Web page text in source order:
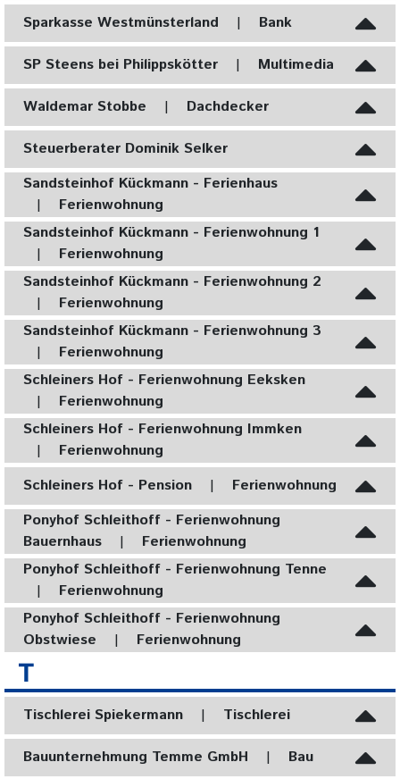
Sparkasse Westmünsterland | Bank
SP Steens bei Philippskötter | Multimedia
Waldemar Stobbe | Dachdecker
Steuerberater Dominik Selker
Sandsteinhof Kückmann - Ferienhaus
|
Ferienwohnung
Sandsteinhof Kückmann - Ferienwohnung 1
|
Ferienwohnung
Sandsteinhof Kückmann - Ferienwohnung 2
|
Ferienwohnung
Sandsteinhof Kückmann - Ferienwohnung 3
|
Ferienwohnung
Schleiners Hof - Ferienwohnung Eeksken
|
Ferienwohnung
Schleiners Hof - Ferienwohnung Immken
|
Ferienwohnung
Schleiners Hof - Pension
|
Ferienwohnung
Ponyhof Schleithoff - Ferienwohnung
Bauernhaus
|
Ferienwohnung
Ponyhof Schleithoff - Ferienwohnung Tenne
|
Ferienwohnung
Ponyhof Schleithoff - Ferienwohnung
Obstwiese
| Ferienwohnung
T
Tischlerei Spiekermann | Tischlerei
Bauunternehmung Temme GmbH |
Bau